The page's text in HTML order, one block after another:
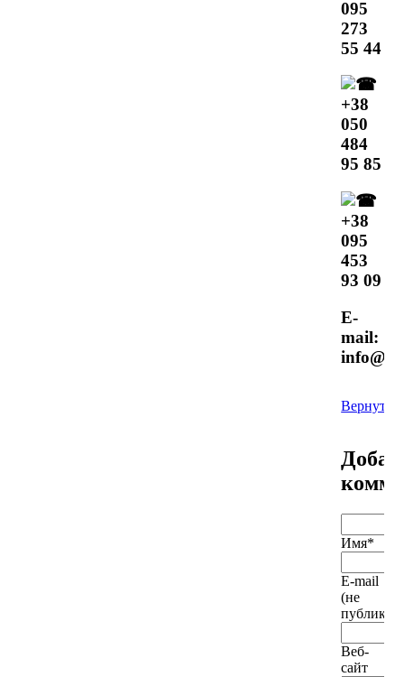
095
273
55 44
+38
050
484
95 85
+38
095
453
93 09
E-
mail:
Имя*
E-mail
(не
Веб-
сайт